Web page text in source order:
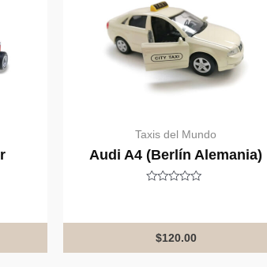
Taxis del Mundo
Audi A4 (Berlín Alemania)
of
$120.00